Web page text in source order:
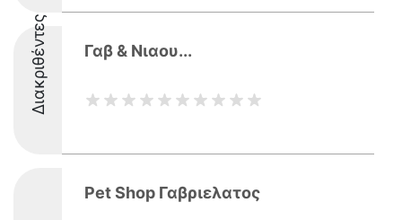
Διακριθέντες Γαβ & Νιαου...
Pet Shop Γαβριελατος